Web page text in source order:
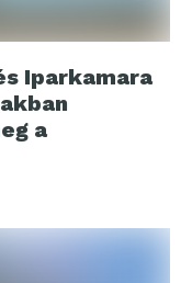
Iparkamara
a